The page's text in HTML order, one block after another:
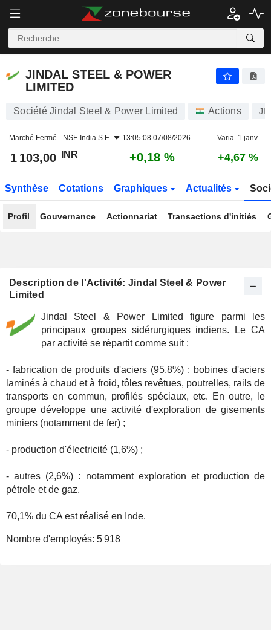
JINDAL STEEL & POWER
LIMITED
Société Jindal Steel & Power Limited Actions
Marché Fermé - NSE India S.E. 13:05:08 07/08/2026 Varia. 1 janv.
1 103,00 INR +0,18 % +4,67 %
Synthèse Cotations Graphiques Actualités
Profil Gouvernance Actionnariat Transactions d'initiés
Description de l'Activité: Jindal Steel & Power
Limited
Jindal Steel & Power Limited figure parmi les
principaux groupes sidérurgiques indiens. Le CA
par activité se répartit comme suit :
- fabrication de produits d'aciers (95,8%) : bobines d'aciers
laminés à chaud et à froid, tôles revêtues, poutrelles, rails de
transports en commun, profilés spéciaux, etc. En outre, le
groupe développe une activité d'exploration de gisements
miniers (notamment de fer) ;
- production d'électricité (1,6%) ;
- autres (2,6%) : notamment exploration et production de
pétrole et de gaz.
70,1% du CA est réalisé en Inde.
Nombre d'employés: 5 918